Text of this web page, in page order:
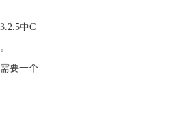
中C
要一个